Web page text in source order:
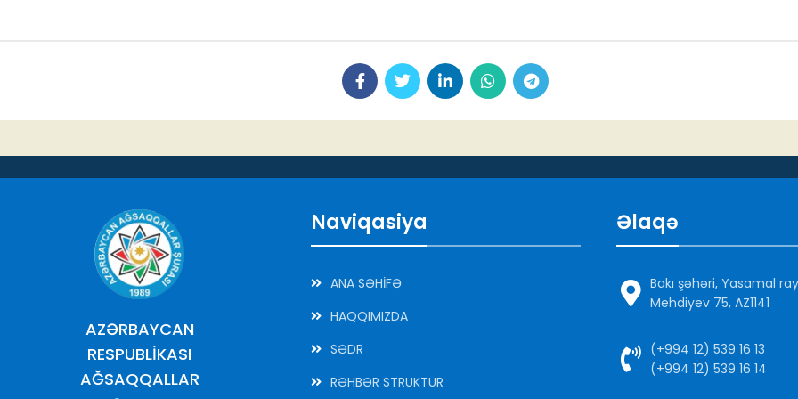
AZƏRBAYCAN
RESPUBLİKASI
AĞSAQQALLAR
Naviqasiya
ANA SƏHİFƏ
HAQQIMIZDA
SƏDR
RƏHBƏR STRUKTUR
Əlaqə
Bakı şəhəri, Yasamal
Mehdiyev 75, AZ1141
(+994 12) 539 16 13
(+994 12) 539 16 14